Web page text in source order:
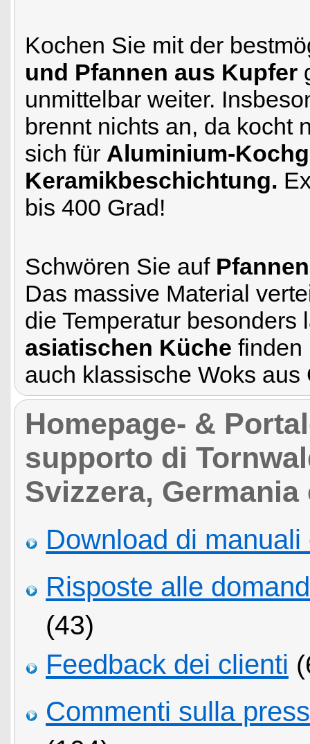
Kochen Sie mit der
und Pfannen aus Kupfer
unmittelbar weiter.
brennt nichts an, da kocht
sich für Aluminium-
Keramikbeschichtung.
bis 400 Grad!
Schwören Sie auf
Das massive Material
die Temperatur
asiatischen Küche finden
auch klassische Woks aus
Homepage- &
supporto di
Svizzera,
Download di manuali
Risposte alle
(43)
Feedback dei clienti
Commenti sulla